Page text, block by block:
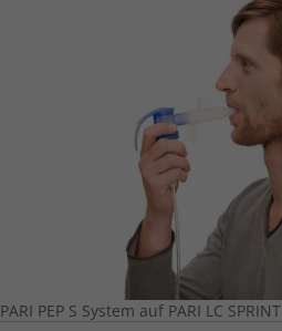
PARI PEP S System auf PARI LC SPRINT